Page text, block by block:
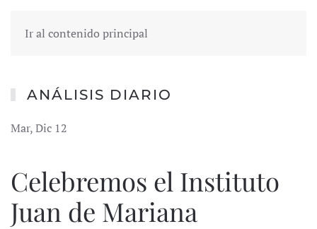
Ir al contenido principal
ANÁLISIS DIARIO
Mar, Dic 12
Celebremos el Instituto
Juan de Mariana